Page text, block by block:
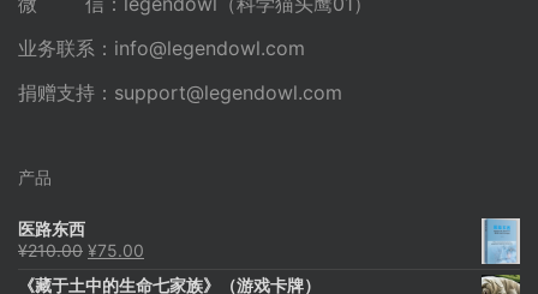
业务联系： info@legendowl.com
捐赠支持： support@legendowl.com
产品
医路东西
¥210.00 原
¥75.00
《藏于土中的生命七家族》（游戏卡牌）